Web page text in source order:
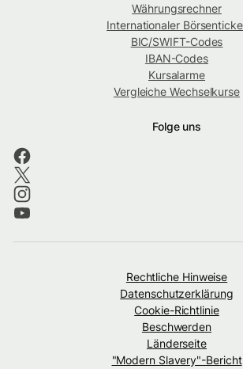
Währungsrechner
Internationaler
BIC/SWIFT-Codes
IBAN-Codes
Kursalarme
Vergleiche Wechselkurse
Folge uns
Rechtliche Hinweise
Datenschutzerklärung
Cookie-Richtlinie
Beschwerden
Länderseite
"Modern Slavery"-Bericht